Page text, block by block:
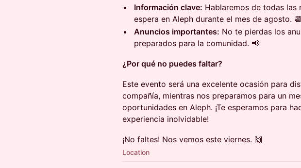
Información clave: Hablaremos de todas las
espera en Aleph durante el mes de agosto.
Anuncios importantes: No te pierdas los
preparados para la comunidad. 📢
¿Por qué no puedes faltar?
Este evento será una excelente ocasión para
compañía, mientras nos preparamos para un
oportunidades en Aleph. ¡Te esperamos para
experiencia inolvidable!
¡No faltes! Nos vemos este viernes. 🙌
Location